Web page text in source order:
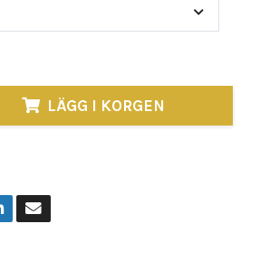
LÄGG I KORGEN